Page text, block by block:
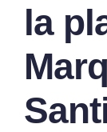
la